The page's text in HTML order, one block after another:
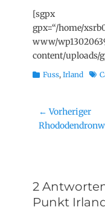
[sgpx
gpx=“/home/
www/
content/uploads/
Kategorien
Fuss, Irland
← Vorheriger
Vorheriger
2
Punkt